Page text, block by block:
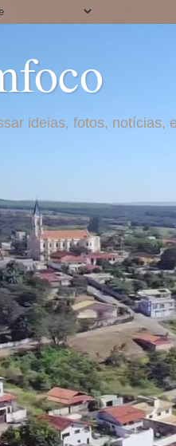
ideias, fotos,